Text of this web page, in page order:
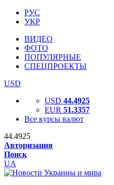
РУС
УКР
ВИДЕО
ФОТО
ПОПУЛЯРНЫЕ
СПЕЦПРОЕКТЫ
USD
USD 44.4925
EUR 51.3357
Все курсы валют
44.4925
Авторизация
Поиск
UA